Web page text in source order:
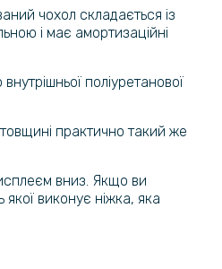
чохол складається із
і має амортизаційні
поліуретанової
практично такий же
вниз. Якщо ви
виконує ніжка, яка